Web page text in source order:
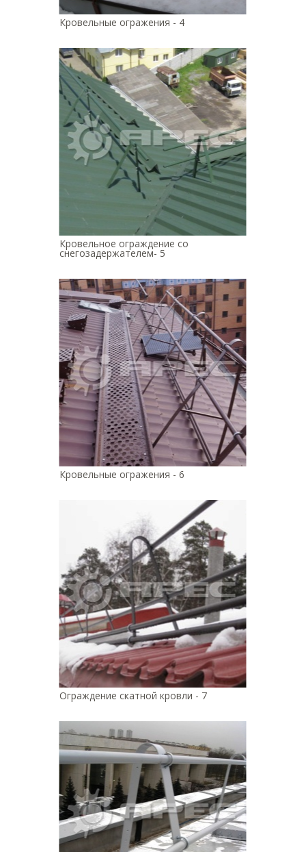
Кровельные огражения - 4
Кровельное ограждение со
снегозадержателем- 5
Кровельные огражения - 6
Ограждение скатной кровли - 7